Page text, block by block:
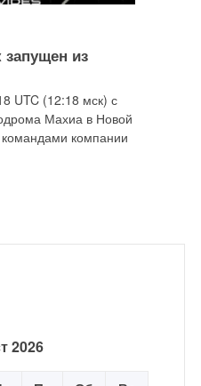
запущен из
UTC (12:18 мск) с
Махиа в Новой
компании
2026